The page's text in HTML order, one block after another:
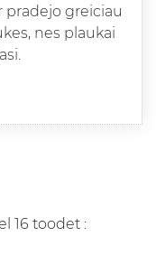
pradejo greiciau
nes plaukai
16 toodet :